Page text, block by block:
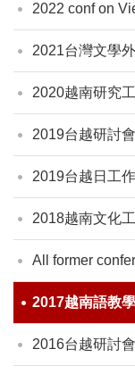
2022 conf on
2021台灣文學
2020越南研究
2019台越研討會
2019台越日工
2018越南文化
All former
2017越南語教
2016台越研討會